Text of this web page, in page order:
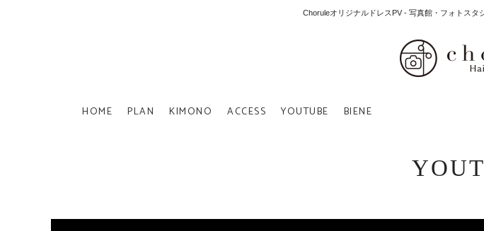
ChoruleオリジナルドレスPV - 写真館・フォトスタ
HOME PLAN KIMONO ACCESS YOUTUBE BIENE